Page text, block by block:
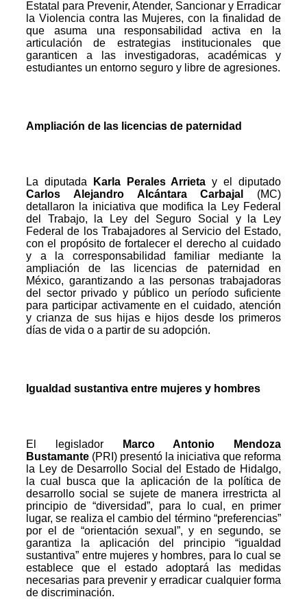
Estatal para Prevenir, Atender, Sancionar y Erradicar
la Violencia contra las Mujeres, con la finalidad de
que asuma una responsabilidad activa en la
articulación de estrategias institucionales que
garanticen a las investigadoras, académicas y
estudiantes un entorno seguro y libre de agresiones.
Ampliación de las licencias de paternidad
La diputada Karla Perales Arrieta y el diputado
Carlos Alejandro Alcántara Carbajal
(MC)
detallaron la iniciativa que modifica la Ley Federal
del Trabajo, la Ley del Seguro Social y la Ley
Federal de los Trabajadores al Servicio del Estado,
con el propósito de fortalecer el derecho al cuidado
y a la corresponsabilidad familiar mediante la
ampliación de las licencias de paternidad en
México, garantizando a las personas trabajadoras
del sector privado y público un período suficiente
para participar activamente en el cuidado, atención
y crianza de sus hijas e hijos desde los primeros
días de vida o a partir de su adopción.
Igualdad sustantiva entre mujeres y hombres
El legislador
Marco Antonio Mendoza
Bustamante (PRI) presentó la iniciativa que reforma
la Ley de Desarrollo Social del Estado de Hidalgo,
la cual busca que la aplicación de la política de
desarrollo social se sujete de manera irrestricta al
principio de “diversidad”, para lo cual, en primer
lugar, se realiza el cambio del término “preferencias”
por el de “orientación sexual”, y en segundo, se
garantiza la aplicación del principio “igualdad
sustantiva” entre mujeres y hombres, para lo cual se
establece que el estado adoptará las medidas
necesarias para prevenir y erradicar cualquier forma
de discriminación.